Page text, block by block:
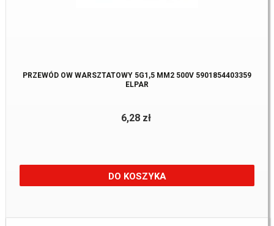
PRZEWÓD OW WARSZTATOWY 5G1,5 MM2 500V 5901854403359
ELPAR
6,28 zł
DO KOSZYKA
Dostępne:196 m.